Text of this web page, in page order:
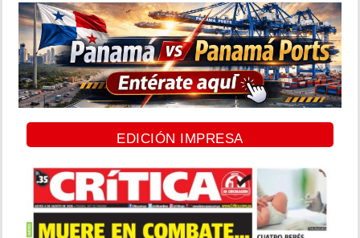
EDICIÓN IMPRESA